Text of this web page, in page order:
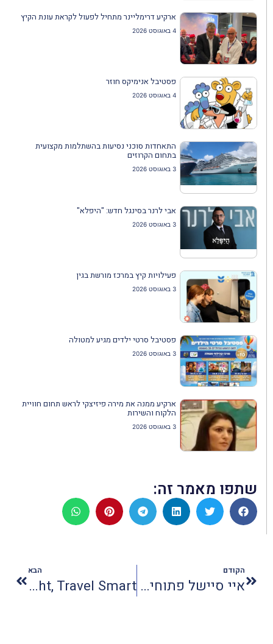
ארקיע דרימליינר מתחיל לפעול לקראת עונת הקיץ
4 באוגוסט 2026
פסטיבל אנימיקס חוזר
4 באוגוסט 2026
התאחדות סוכני נסיעות בהשתלמות מקצועית
בתחום הקרוזים
3 באוגוסט 2026
אבי לרנר בסינגל חדש: "היפלא"
3 באוגוסט 2026
פעילויות קיץ במרכז מורשת בגין
3 באוגוסט 2026
פסטיבל סרטי ילדים מגיע למטולה
3 באוגוסט 2026
ארקיע ממנה את מירה פיזיצקי לראש תחום חוויית
הלקוח והשירות
3 באוגוסט 2026
שתפו מאמר זה:
הקודם
איי סיישל פתוחים לתיירים למרות המצב הביטחוני
הבא
Stuffa Rift: Travel Light, Travel Smart